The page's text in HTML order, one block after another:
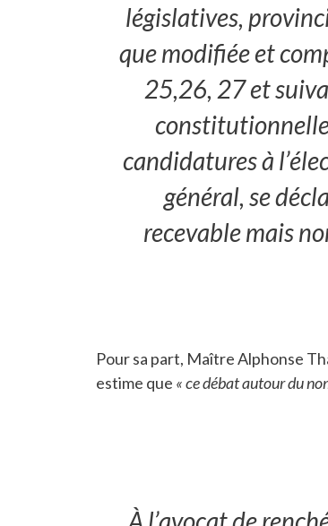
législatives,
que modifiée et
25,26, 27 et
candidatures à
général, se
recevable mais
Pour sa part, Maître Alphonse
estime que « ce débat autour du